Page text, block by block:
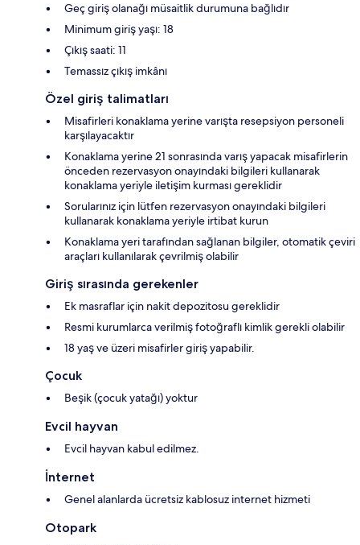
Geç giriş olanağı müsaitlik durumuna bağlıdır
Minimum giriş yaşı: 18
Çıkış saati: 11
Temassız çıkış imkânı
Özel giriş talimatları
Misafirleri konaklama yerine varışta resepsiyon personeli
karşılayacaktır
Konaklama yerine 21 sonrasında varış yapacak misafirlerin
önceden rezervasyon onayındaki bilgileri kullanarak
konaklama yeriyle iletişim kurması gereklidir
Sorularınız için lütfen rezervasyon onayındaki bilgileri
kullanarak konaklama yeriyle irtibat kurun
Konaklama yeri tarafından sağlanan bilgiler, otomatik çeviri
araçları kullanılarak çevrilmiş olabilir
Giriş sırasında gerekenler
Ek masraflar için nakit depozitosu gereklidir
Resmi kurumlarca verilmiş fotoğraflı kimlik gerekli olabilir
18 yaş ve üzeri misafirler giriş yapabilir.
Çocuk
Beşik (çocuk yatağı) yoktur
Evcil hayvan
Evcil hayvan kabul edilmez.
İnternet
Genel alanlarda ücretsiz kablosuz internet hizmeti
Otopark